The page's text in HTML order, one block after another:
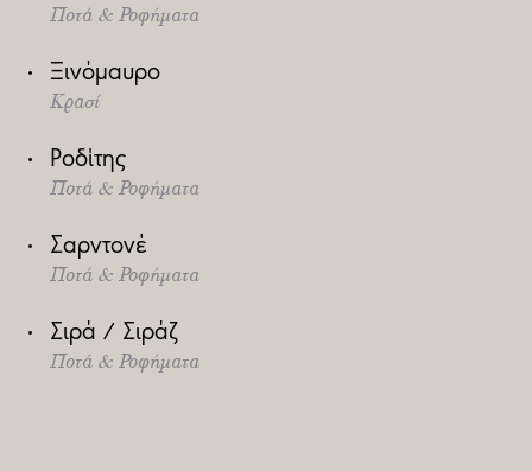
Ποτά & Ροφήματα
Ξινόμαυρο
Κρασί
Ροδίτης
Ποτά & Ροφήματα
Σαρντονέ
Ποτά & Ροφήματα
Σιρά / Σιράζ
Ποτά & Ροφήματα